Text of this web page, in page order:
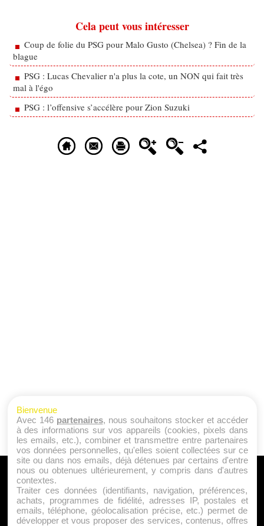
Cela peut vous intéresser
Coup de folie du PSG pour Malo Gusto (Chelsea) ? Fin de la
blague
PSG : Lucas Chevalier n'a plus la cote, un NON qui fait très
mal à l'égo
PSG : l’offensive s’accélère pour Zion Suzuki
A PROPOS
Qui sommes nous ?
Mentions Légales
Bienvenue
Avec 146 partenaires, nous souhaitons stocker et accéder
à des informations sur vos appareils (cookies, pixels dans
les emails, etc.), combiner et transmettre entre partenaires
vos données personnelles, qu'elles soient collectées sur ce
site ou dans nos emails, déjà détenues par certains d'entre
nous ou obtenues ultérieurement, y compris dans d'autres
contextes.
Traiter ces données (identifiants, navigation, préférences,
achats, programmes de fidélité, adresses IP, postales et
emails, téléphone, géolocalisation précise, etc.) permet de
développer et vous proposer des services, contenus, offres